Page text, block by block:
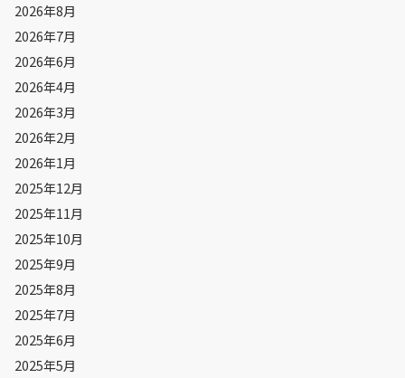
2026年8月
2026年7月
2026年6月
2026年4月
2026年3月
2026年2月
2026年1月
2025年12月
2025年11月
2025年10月
2025年9月
2025年8月
2025年7月
2025年6月
2025年5月